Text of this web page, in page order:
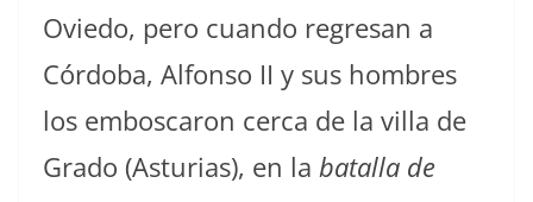
Oviedo, pero cuando regresan a
Córdoba, Alfonso II y sus hombres
los emboscaron cerca de la villa de
Grado (Asturias), en la batalla de